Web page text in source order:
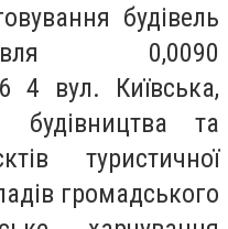
будівель
0,0090
4 вул. Київська,
та
туристичної
громадського